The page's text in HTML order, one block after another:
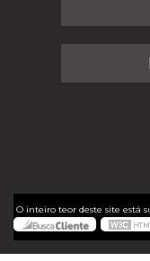
O inteiro teor deste site está